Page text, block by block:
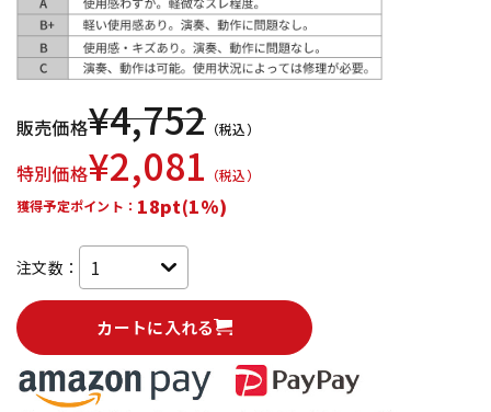
販売価格¥4,752 （税込）
特別価格¥2,081 （税込）
獲得予定ポイント： 18pt(1%)
注文数：
カートに入れる